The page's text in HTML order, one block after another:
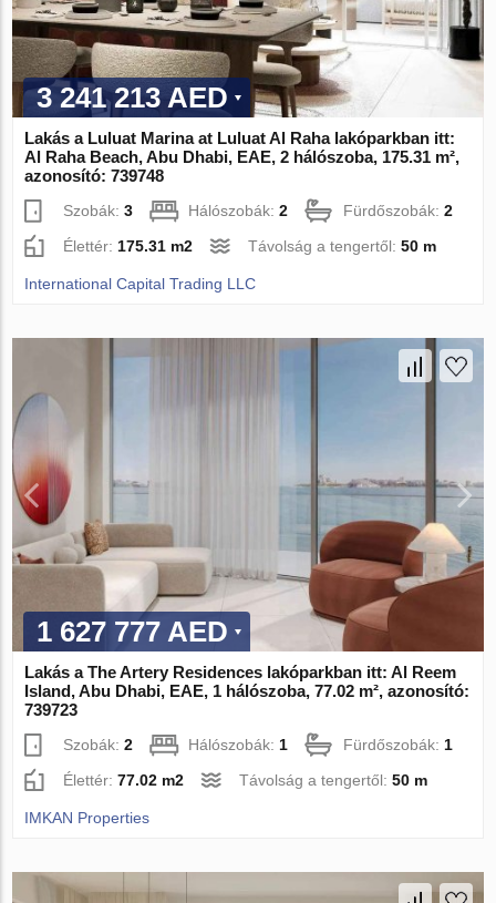
3 241 213 AED
Lakás a Luluat Marina at Luluat Al Raha lakóparkban itt:
Al Raha Beach, Abu Dhabi, EAE, 2 hálószoba, 175.31 m²,
azonosító: 739748
Szobák:3 Hálószobák:2 Fürdőszobák:2
Élettér: 175.31 m2 Távolság a tengertől:50 m
International Capital Trading LLC
1 627 777 AED
Lakás a The Artery Residences lakóparkban itt: Al Reem
Island, Abu Dhabi, EAE, 1 hálószoba, 77.02 m², azonosító:
739723
Szobák:2 Hálószobák:1 Fürdőszobák:1
Élettér:77.02 m2 Távolság a tengertől:50 m
IMKAN Properties